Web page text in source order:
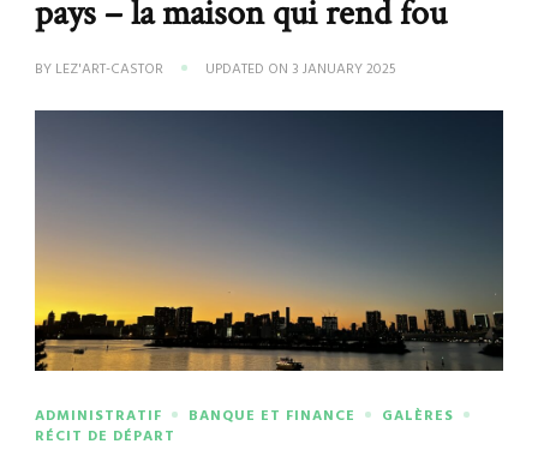
pays – la maison qui rend fou
BY LEZ'ART-CASTOR UPDATED ON 3 JANUARY 2025
ADMINISTRATIF BANQUE ET FINANCE
GALÈRES
RÉCIT DE DÉPART